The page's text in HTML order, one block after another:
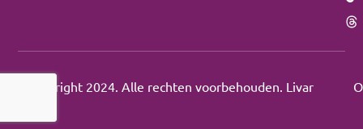
Copyright 2024. Alle rechten voorbehouden. Livar